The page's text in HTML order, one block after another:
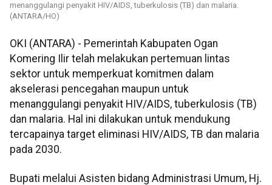
menanggulangi penyakit HIV/AIDS, tuberkulosis (TB) dan malaria.
(ANTARA/HO)
OKI (ANTARA) - Pemerintah Kabupaten Ogan
Komering Ilir telah melakukan pertemuan lintas
sektor untuk memperkuat komitmen dalam
akselerasi pencegahan maupun untuk
menanggulangi penyakit HIV/AIDS, tuberkulosis (TB)
dan malaria. Hal ini dilakukan untuk mendukung
tercapainya target eliminasi HIV/AIDS, TB dan malaria
pada 2030.
Bupati melalui Asisten bidang Administrasi Umum, Hj.